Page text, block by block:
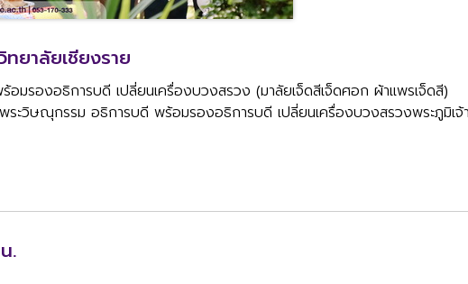
ยาลัยเชียงราย
รองอธิการบดี เปลี่ยนเครื่องบวงสรวง (มาลัยเจ็ดสีเจ็ดศอก ผ้าแพรเจ็ดสี)
ระวิษณุกรรม อธิการบดี พร้อมรองอธิการบดี เปลี่ยนเครื่องบวงสรวงพระภูมิเจ้
.